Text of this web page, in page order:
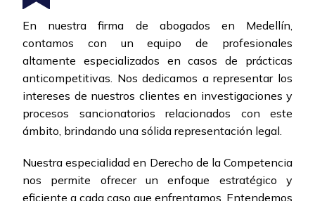
En nuestra firma de abogados en Medellín,
contamos con un equipo de profesionales
altamente especializados en casos de prácticas
anticompetitivas. Nos dedicamos a representar los
intereses de nuestros clientes en investigaciones y
procesos sancionatorios relacionados con este
ámbito, brindando una sólida representación legal.
Nuestra especialidad en Derecho de la Competencia
nos permite ofrecer un enfoque estratégico y
eficiente a cada caso que enfrentamos. Entendemos